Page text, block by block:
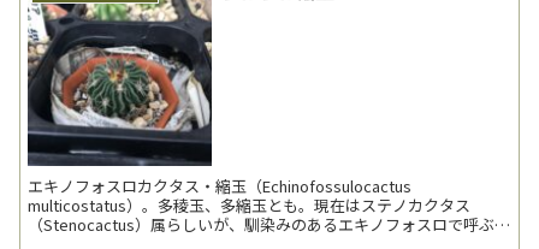
エキノフォスロカクタス・縮玉（Echinofossulocactus
multicostatus）。多稜玉、多縮玉とも。現在はステノカクタス
（Stenocactus）属らしいが、馴染みのあるエキノフォスロで呼ぶ。